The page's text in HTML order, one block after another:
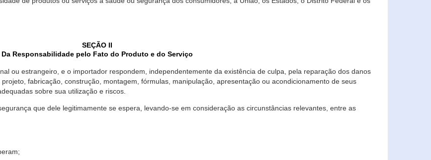
SEÇÃO II
Da Responsabilidade pelo Fato do Produto e do Serviço
ou estrangeiro, e o importador respondem, independentemente da existência de culpa, pela reparação dos danos
fabricação, construção, montagem, fórmulas, manipulação, apresentação ou acondicionamento de seus
sobre sua utilização e riscos.
que dele legitimamente se espera, levando-se em consideração as circunstâncias relevantes, entre as